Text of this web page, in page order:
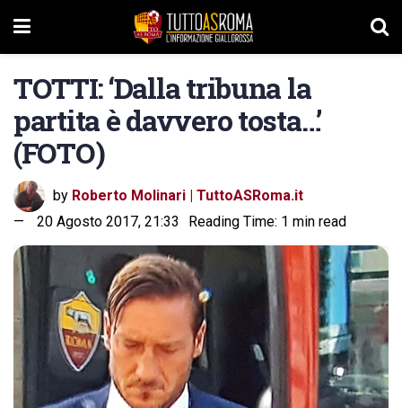
TOTTI: ‘Dalla tribuna la
partita è davvero tosta…’
(FOTO)
by Roberto Molinari | TuttoASRoma.it
20 Agosto 2017, 21:33
Reading Time: 1 min read